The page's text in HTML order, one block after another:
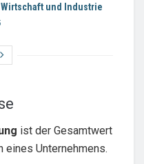
und Industrie
ist der Gesamtwert
eines Unternehmens.